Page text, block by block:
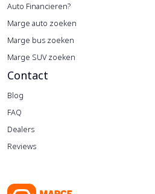
Auto Financieren?
Marge auto zoeken
Marge bus zoeken
Marge SUV zoeken
Contact
Blog
FAQ
Dealers
Reviews